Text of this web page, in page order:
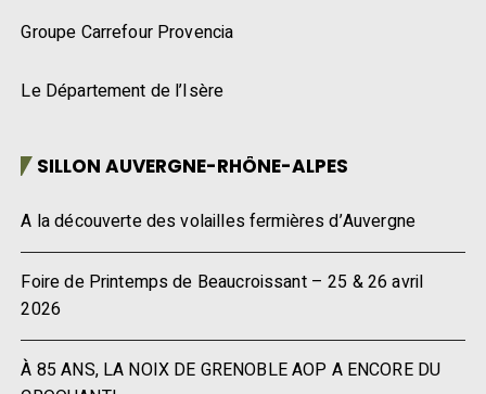
Groupe Carrefour Provencia
Le Département de l’Isère
SILLON AUVERGNE-RHÔNE-ALPES
A la découverte des volailles fermières d’Auvergne
Foire de Printemps de Beaucroissant – 25 & 26 avril
2026
À 85 ANS, LA NOIX DE GRENOBLE AOP A ENCORE DU